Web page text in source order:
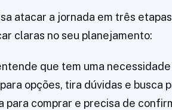
atacar a jornada em três
claras no seu planejamento:
que tem uma
opções, tira dúvidas e busca
para comprar e precisa de